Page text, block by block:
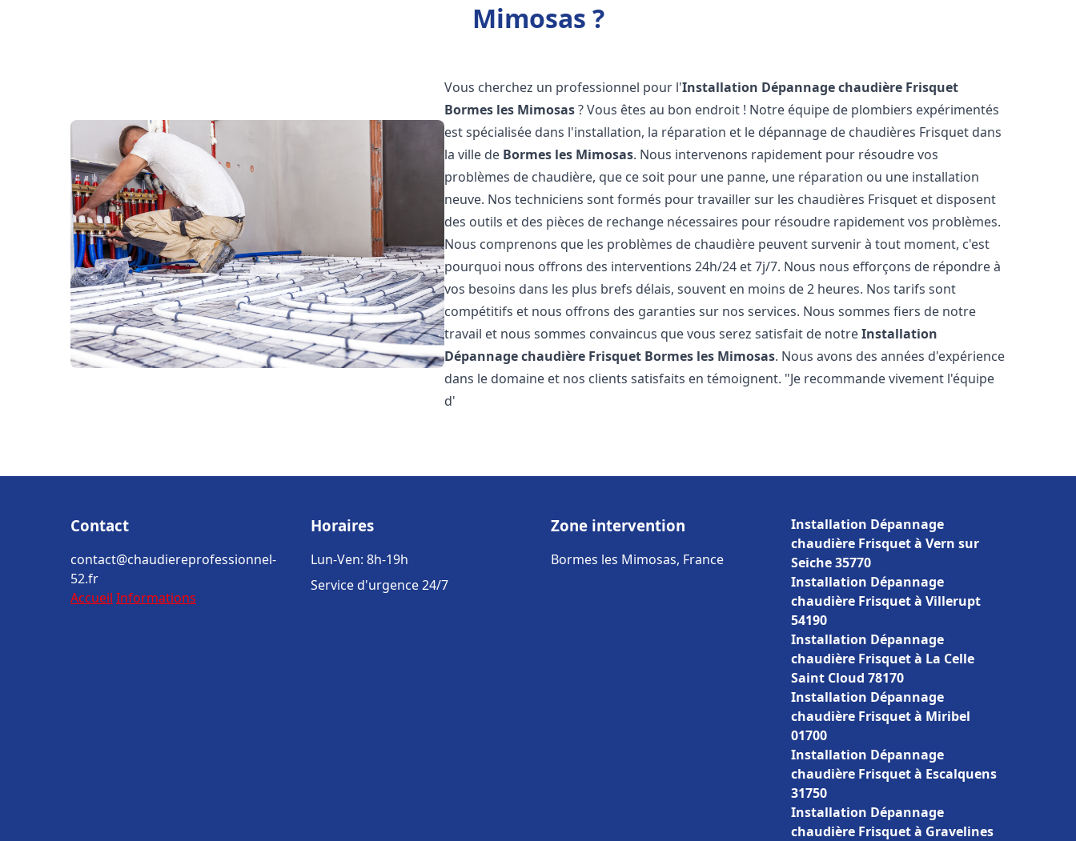
Mimosas ?
Vous cherchez un professionnel pour l'Installation Dépannage chaudière Frisquet
Bormes les Mimosas? Vous êtes au bon endroit ! Notre équipe de plombiers expérimentés
est spécialisée dans l'installation, la réparation et le dépannage de chaudières Frisquet dans
la ville de Bormes les Mimosas. Nous intervenons rapidement pour résoudre vos
problèmes de chaudière, que ce soit pour une panne, une réparation ou une installation
neuve. Nos techniciens sont formés pour travailler sur les chaudières Frisquet et disposent
des outils et des pièces de rechange nécessaires pour résoudre rapidement vos problèmes.
Nous comprenons que les problèmes de chaudière peuvent survenir à tout moment, c'est
pourquoi nous offrons des interventions 24h/24 et 7j/7. Nous nous efforçons de répondre à
vos besoins dans les plus brefs délais, souvent en moins de 2 heures. Nos tarifs sont
compétitifs et nous offrons des garanties sur nos services. Nous sommes fiers de notre
travail et nous sommes convaincus que vous serez satisfait de notreInstallation
Dépannage chaudière Frisquet Bormes les Mimosas. Nous avons des années d'expérience
dans le domaine et nos clients satisfaits en témoignent. "Je recommande vivement l'équipe
d'
Contact
contact@chaudiereprofessionnel-
52.fr
Accueil Informations
Horaires
Lun-Ven: 8h-19h
Service d'urgence 24/7
Zone intervention
Bormes les Mimosas, France
Installation Dépannage
chaudière Frisquet à Vern sur
Seiche 35770
Installation Dépannage
chaudière Frisquet à Villerupt
54190
Installation Dépannage
chaudière Frisquet à La Celle
Saint Cloud 78170
Installation Dépannage
chaudière Frisquet à Miribel
01700
Installation Dépannage
chaudière Frisquet à Escalquens
31750
Installation Dépannage
chaudière Frisquet à Gravelines